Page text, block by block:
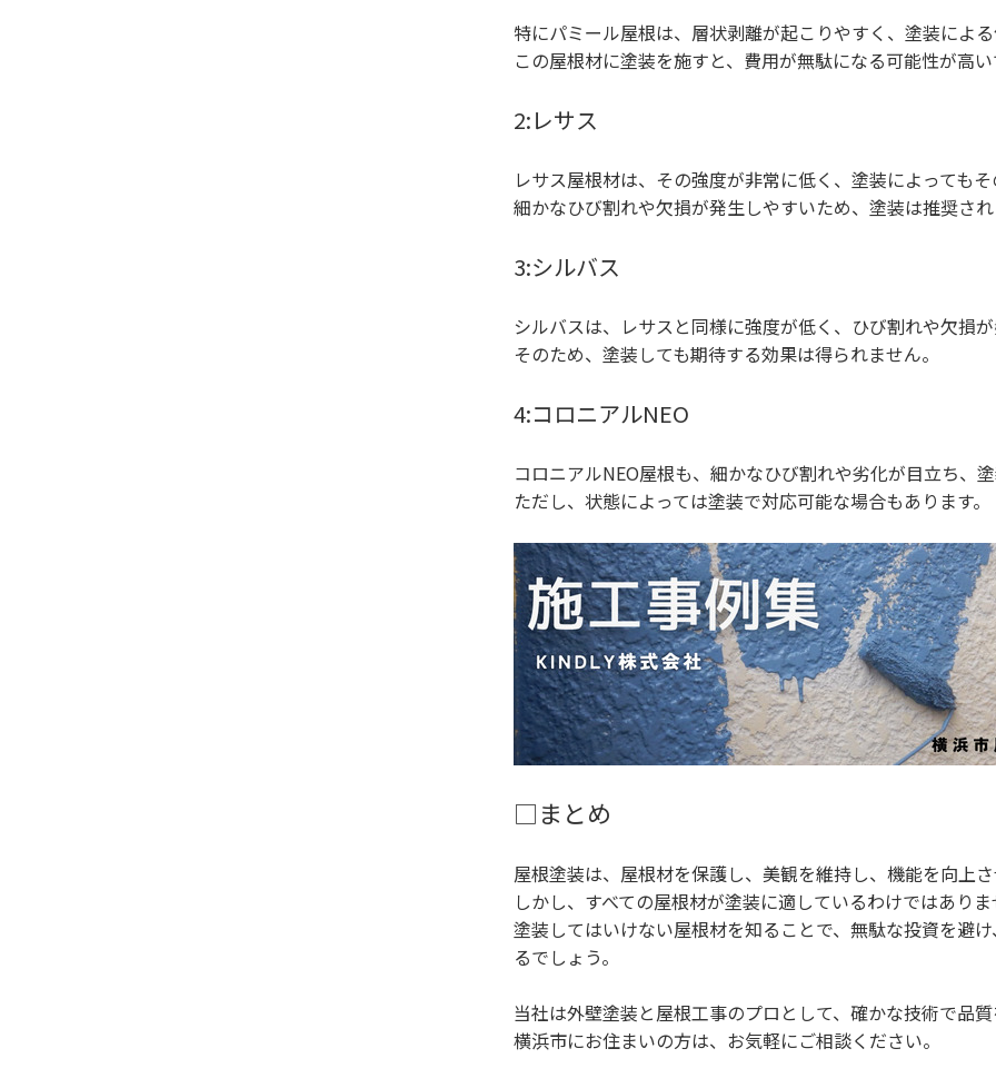
特にパミール屋根は、層状剥離が起こりやすく、塗装によ
この屋根材に塗装を施すと、費用が無駄になる可能性が高い
2:レサス
レサス屋根材は、その強度が非常に低く、塗装によっても
細かなひび割れや欠損が発生しやすいため、塗装は推奨され
3:シルバス
シルバスは、レサスと同様に強度が低く、ひび割れや欠損が
そのため、塗装しても期待する効果は得られません。
4:コロニアルNEO
コロニアルNEO屋根も、細かなひび割れや劣化が目立ち、
ただし、状態によっては塗装で対応可能な場合もあります。
□まとめ
屋根塗装は、屋根材を保護し、美観を維持し、機能を向上さ
しかし、すべての屋根材が塗装に適しているわけではありま
塗装してはいけない屋根材を知ることで、無駄な投資を避
るでしょう。
当社は外壁塗装と屋根工事のプロとして、確かな技術で品質
横浜市にお住まいの方は、お気軽にご相談ください。